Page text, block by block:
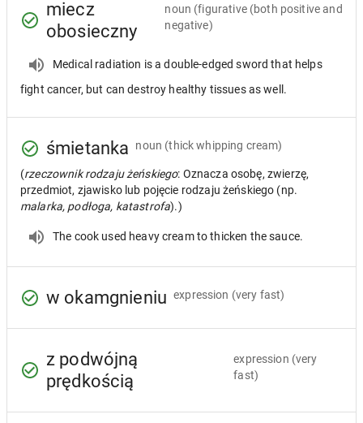
miecz
obosieczny
noun (figurative (both positive and
negative)
Medical radiation is a double-edged sword that helps
fight cancer, but can destroy healthy tissues as well.
śmietanka noun (thick whipping cream)
(rzeczownik rodzaju żeńskiego: Oznacza osobę, zwierzę,
przedmiot, zjawisko lub pojęcie rodzaju żeńskiego (np.
malarka, podłoga, katastrofa).)
The cook used heavy cream to thicken the sauce.
w okamgnieniu expression (very fast)
z podwójną
prędkością
expression (very
fast)